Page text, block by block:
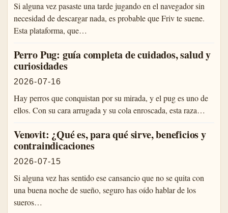
Si alguna vez pasaste una tarde jugando en el navegador sin
necesidad de descargar nada, es probable que Friv te suene.
Esta plataforma, que…
Perro Pug: guía completa de cuidados, salud y
curiosidades
2026-07-16
Hay perros que conquistan por su mirada, y el pug es uno de
ellos. Con su cara arrugada y su cola enroscada, esta raza…
Venovit: ¿Qué es, para qué sirve, beneficios y
contraindicaciones
2026-07-15
Si alguna vez has sentido ese cansancio que no se quita con
una buena noche de sueño, seguro has oído hablar de los
sueros…